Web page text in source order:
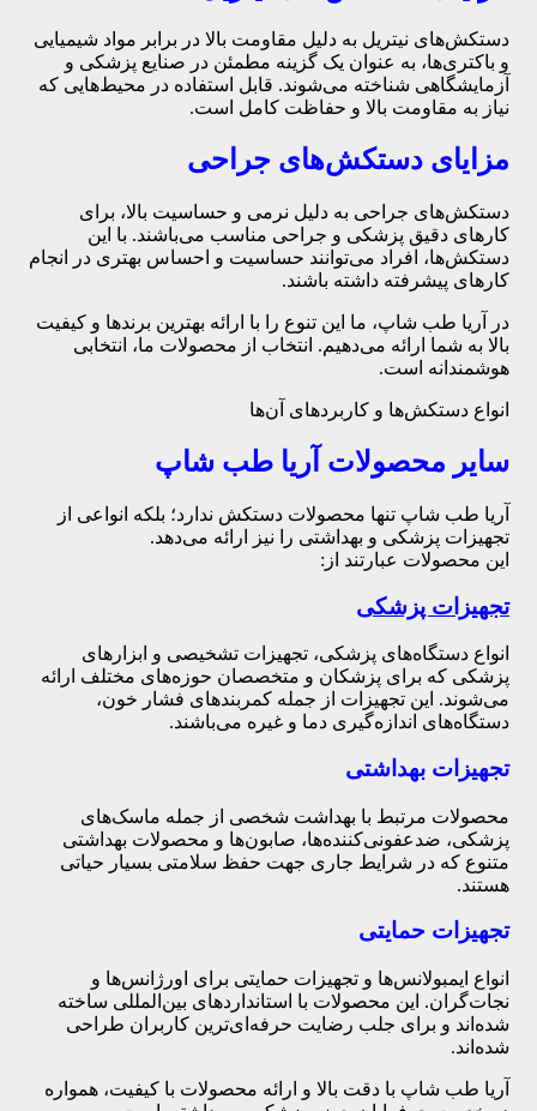
دستکش‌های نیتریل به دلیل مقاومت بالا در برابر مواد شیمیایی
و باکتری‌ها، به عنوان یک گزینه مطمئن در صنایع پزشکی و
آزمایشگاهی شناخته می‌شوند. قابل استفاده در محیط‌هایی که
نیاز به مقاومت بالا و حفاظت کامل است.
مزایای دستکش‌های جراحی
دستکش‌های جراحی به دلیل نرمی و حساسیت بالا، برای
کارهای دقیق پزشکی و جراحی مناسب می‌باشند. با این
دستکش‌ها، افراد می‌توانند حساسیت و احساس بهتری در انجام
کارهای پیشرفته داشته باشند.
در آریا طب شاپ، ما این تنوع را با ارائه بهترین برندها و کیفیت
بالا به شما ارائه می‌دهیم. انتخاب از محصولات ما، انتخابی
هوشمندانه است.
انواع دستکش‌ها و کاربردهای آن‌ها
سایر محصولات آریا طب شاپ
آریا طب شاپ تنها محصولات دستکش ندارد؛ بلکه انواعی از
تجهیزات پزشکی و بهداشتی را نیز ارائه می‌دهد.
این محصولات عبارتند از:
تجهیزات پزشکی
انواع دستگاه‌های پزشکی، تجهیزات تشخیصی و ابزارهای
پزشکی که برای پزشکان و متخصصان حوزه‌های مختلف ارائه
می‌شوند. این تجهیزات از جمله کمربندهای فشار خون،
دستگاه‌های اندازه‌گیری دما و غیره می‌باشند.
تجهیزات بهداشتی
محصولات مرتبط با بهداشت شخصی از جمله ماسک‌های
پزشکی، ضدعفونی‌کننده‌ها، صابون‌ها و محصولات بهداشتی
متنوع که در شرایط جاری جهت حفظ سلامتی بسیار حیاتی
هستند.
تجهیزات حمایتی
انواع ایمبولانس‌ها و تجهیزات حمایتی برای اورژانس‌ها و
نجات‌گران. این محصولات با استانداردهای بین‌المللی ساخته
شده‌اند و برای جلب رضایت حرفه‌ای‌ترین کاربران طراحی
شده‌اند.
آریا طب شاپ با دقت بالا و ارائه محصولات با کیفیت، همواره